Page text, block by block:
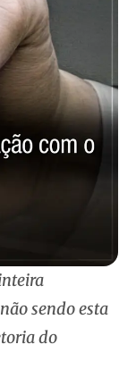
sendo esta
do